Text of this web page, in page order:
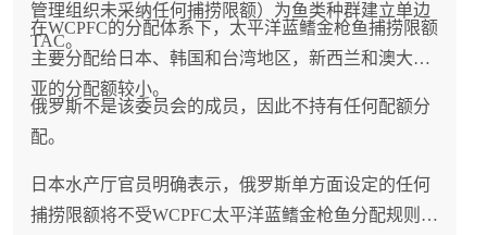
管理组织未采纳任何捕捞限额）为鱼类种群建立单边
TAC。
在WCPFC的分配体系下，太平洋蓝鳍金枪鱼捕捞限额
主要分配给日本、韩国和台湾地区，新西兰和澳大利
亚的分配额较小。
俄罗斯不是该委员会的成员，因此不持有任何配额分
配。
日本水产厅官员明确表示，俄罗斯单方面设定的任何
捕捞限额将不受WCPFC太平洋蓝鳍金枪鱼分配规则的